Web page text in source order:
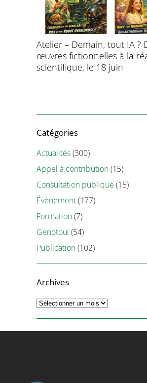
Atelier – Demain, tout IA ?
œuvres fictionnelles à la
scientifique, le 18 juin
Catégories
Actualités(300)
Appel à contribution(15)
Consultation publique (15)
Évènement(177)
Formation(7)
Genotoul (54)
Publication(102)
Archives
Archives